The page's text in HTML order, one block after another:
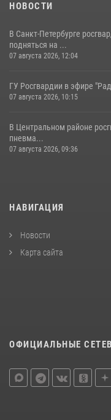
НОВОСТИ
В Санкт-Петербурге
подняться на ...
07 августа 2026, 12:04
ГУ Росгвардии в эфире
07 августа 2026, 10:15
В Центральном районе
пневма...
07 августа 2026, 09:36
НАВИГАЦИЯ
Новости
Карта сайта
ОФИЦИАЛЬНЫЕ